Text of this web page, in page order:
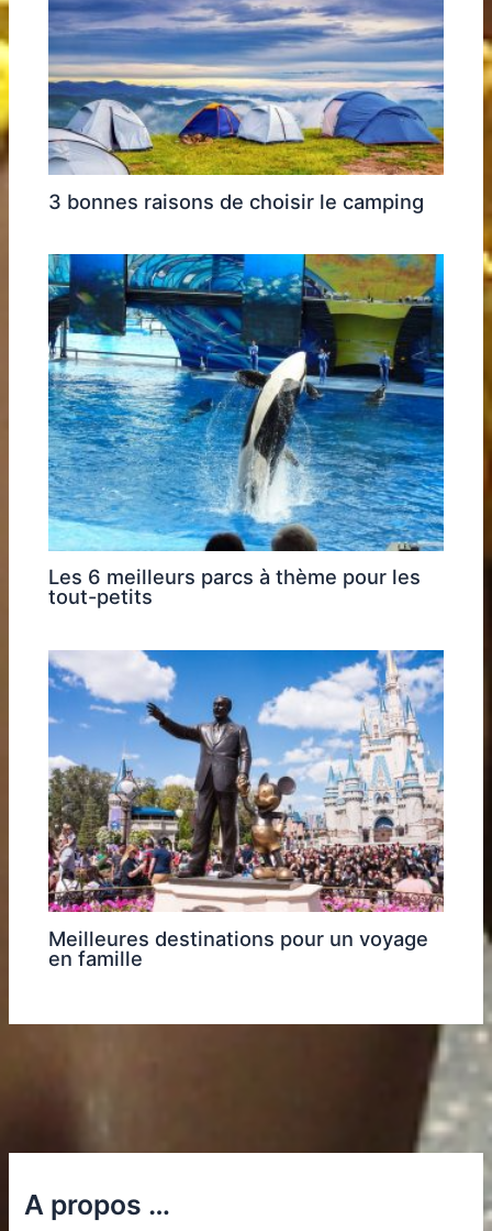
3 bonnes raisons de choisir le camping
Les 6 meilleurs parcs à thème pour les
tout-petits
Meilleures destinations pour un voyage
en famille
A propos …